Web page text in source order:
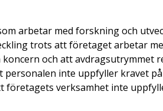
arbetar med forskning och
trots att företaget arbetar
och att avdragsutrymmet
inte uppfyller kravet
företagets verksamhet inte